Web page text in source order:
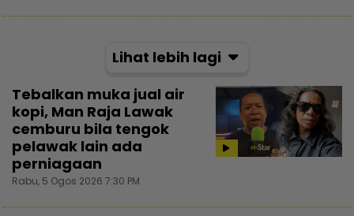
Lihat lebih lagi
Tebalkan muka jual air
kopi, Man Raja Lawak
cemburu bila tengok
pelawak lain ada
perniagaan
Rabu, 5 Ogos 2026 7:30 PM